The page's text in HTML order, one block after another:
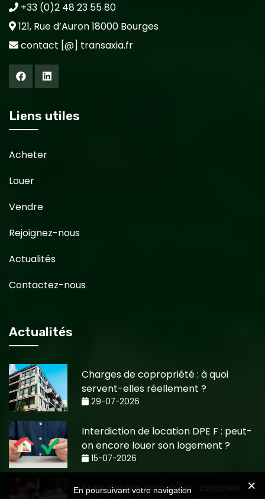
+33 (0)2 48 23 55 80
121, Rue d’Auron 18000 Bourges
contact [@] transaxia.fr
Liens utiles
Acheter
Louer
Vendre
Rejoignez-nous
Actualités
Contactez-nous
Actualités
Charges de copropriété : à quoi
servent-elles réellement ?
29-07-2026
Interdiction de location DPE F : peut-
on encore louer son logement ?
15-07-2026
Frais d'achat immobilier : combien
En poursuivant votre navigation